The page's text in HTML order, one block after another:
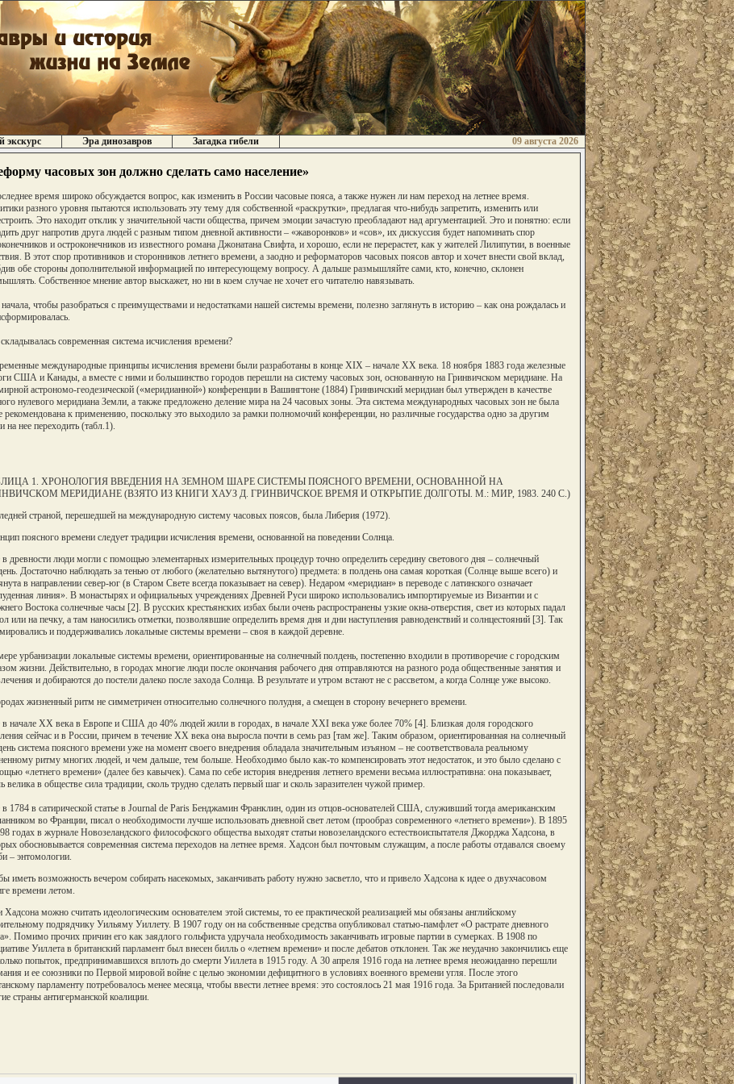
экскурс Эра динозавров Загадка гибели
09 августа 2026
часовых зон должно сделать само население»
время широко обсуждается вопрос, как изменить в России часовые пояса, а также нужен ли нам переход на летнее время.
разного уровня пытаются использовать эту тему для собственной «раскрутки», предлагая что-нибудь запретить, изменить или
Это находит отклик у значительной части общества, причем эмоции зачастую преобладают над аргументацией. Это и понятно: если
друг напротив друга людей с разным типом дневной активности – «жаворонков» и «сов», их дискуссия будет напоминать спор
и остроконечников из известного романа Джонатана Свифта, и хорошо, если не перерастет, как у жителей Лилипутии, в военные
В этот спор противников и сторонников летнего времени, а заодно и реформаторов часовых поясов автор и хочет внести свой вклад,
обе стороны дополнительной информацией по интересующему вопросу. А дальше размышляйте сами, кто, конечно, склонен
Собственное мнение автор выскажет, но ни в коем случае не хочет его читателю навязывать.
чтобы разобраться с преимуществами и недостатками нашей системы времени, полезно заглянуть в историю – как она рождалась и
современная система исчисления времени?
международные принципы исчисления времени были разработаны в конце XIX – начале XX века. 18 ноября 1883 года железные
США и Канады, а вместе с ними и большинство городов перешли на систему часовых зон, основанную на Гринвичском меридиане. На
астрономо-геодезической («меридианной») конференции в Вашингтоне (1884) Гринвичский меридиан был утвержден в качестве
нулевого меридиана Земли, а также предложено деление мира на 24 часовых зоны. Эта система международных часовых зон не была
рекомендована к применению, поскольку это выходило за рамки полномочий конференции, но различные государства одно за другим
на нее переходить (табл.1).
1. ХРОНОЛОГИЯ ВВЕДЕНИЯ НА ЗЕМНОМ ШАРЕ СИСТЕМЫ ПОЯСНОГО ВРЕМЕНИ, ОСНОВАННОЙ НА
МЕРИДИАНЕ (ВЗЯТО ИЗ КНИГИ ХАУЗ Д. ГРИНВИЧСКОЕ ВРЕМЯ И ОТКРЫТИЕ ДОЛГОТЫ. М.: МИР, 1983. 240 С.)
страной, перешедшей на международную систему часовых поясов, была Либерия (1972).
поясного времени следует традиции исчисления времени, основанной на поведении Солнца.
древности люди могли с помощью элементарных измерительных процедур точно определить середину светового дня – солнечный
Достаточно наблюдать за тенью от любого (желательно вытянутого) предмета: в полдень она самая короткая (Солнце выше всего) и
в направлении север-юг (в Старом Свете всегда показывает на север). Недаром «меридиан» в переводе с латинского означает
линия». В монастырях и официальных учреждениях Древней Руси широко использовались импортируемые из Византии и с
Востока солнечные часы [2]. В русских крестьянских избах были очень распространены узкие окна-отверстия, свет из которых падал
или на печку, а там наносились отметки, позволявшие определить время дня и дни наступления равноденствий и солнцестояний [3]. Так
и поддерживались локальные системы времени – своя в каждой деревне.
урбанизации локальные системы времени, ориентированные на солнечный полдень, постепенно входили в противоречие с городским
жизни. Действительно, в городах многие люди после окончания рабочего дня отправляются на разного рода общественные занятия и
и добираются до постели далеко после захода Солнца. В результате и утром встают не с рассветом, а когда Солнце уже высоко.
жизненный ритм не симметричен относительно солнечного полудня, а смещен в сторону вечернего времени.
начале XX века в Европе и США до 40% людей жили в городах, в начале XXI века уже более 70% [4]. Близкая доля городского
сейчас и в России, причем в течение XX века она выросла почти в семь раз [там же]. Таким образом, ориентированная на солнечный
система поясного времени уже на момент своего внедрения обладала значительным изъяном – не соответствовала реальному
ритму многих людей, и чем дальше, тем больше. Необходимо было как-то компенсировать этот недостаток, и это было сделано с
«летнего времени» (далее без кавычек). Сама по себе история внедрения летнего времени весьма иллюстративна: она показывает,
велика в обществе сила традиции, сколь трудно сделать первый шаг и сколь заразителен чужой пример.
1784 в сатирической статье в Journal de Paris Бенджамин Франклин, один из отцов-основателей США, служивший тогда американским
во Франции, писал о необходимости лучше использовать дневной свет летом (прообраз современного «летнего времени»). В 1895
годах в журнале Новозеландского философского общества выходят статьи новозеландского естествоиспытателя Джорджа Хадсона, в
обосновывается современная система переходов на летнее время. Хадсон был почтовым служащим, а после работы отдавался своему
– энтомологии.
иметь возможность вечером собирать насекомых, заканчивать работу нужно засветло, что и привело Хадсона к идее о двухчасовом
времени летом.
Хадсона можно считать идеологическим основателем этой системы, то ее практической реализацией мы обязаны английскому
подрядчику Уильяму Уиллету. В 1907 году он на собственные средства опубликовал статью-памфлет «О растрате дневного
Помимо прочих причин его как заядлого гольфиста удручала необходимость заканчивать игровые партии в сумерках. В 1908 по
Уиллета в британский парламент был внесен билль о «летнем времени» и после дебатов отклонен. Так же неудачно закончились еще
попыток, предпринимавшихся вплоть до смерти Уиллета в 1915 году. А 30 апреля 1916 года на летнее время неожиданно перешли
и ее союзники по Первой мировой войне с целью экономии дефицитного в условиях военного времени угля. После этого
парламенту потребовалось менее месяца, чтобы ввести летнее время: это состоялось 21 мая 1916 года. За Британией последовали
страны антигерманской коалиции.